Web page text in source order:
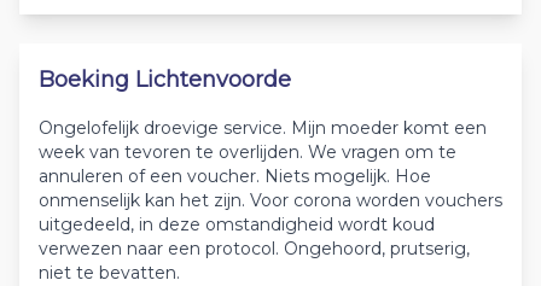
Boeking Lichtenvoorde
Ongelofelijk droevige service. Mijn moeder komt een
week van tevoren te overlijden. We vragen om te
annuleren of een voucher. Niets mogelijk. Hoe
onmenselijk kan het zijn. Voor corona worden vouchers
uitgedeeld, in deze omstandigheid wordt koud
verwezen naar een protocol. Ongehoord, prutserig,
niet te bevatten.